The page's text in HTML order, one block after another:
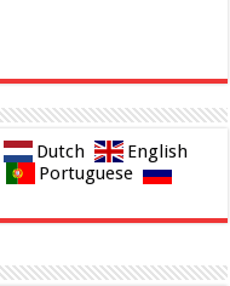
Dutch
English
Portuguese